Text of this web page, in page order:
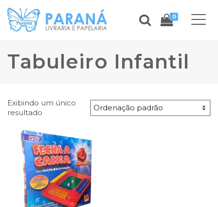
0
Tabuleiro Infantil
Exibindo um único
resultado